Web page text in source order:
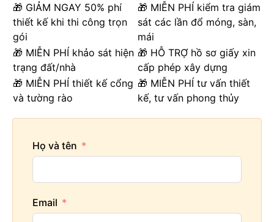
🎁 GIẢM NGAY 50% phí
thiết kế khi thi công trọn
gói
🎁 MIỄN PHÍ kiểm tra giám
sát các lần đổ móng, sàn,
mái
🎁 MIỄN PHÍ khảo sát hiện
trạng đất/nhà
🎁 HỖ TRỢ hồ sơ giấy xin
cấp phép xây dựng
🎁 MIỄN PHÍ thiết kế cổng
và tường rào
🎁 MIỄN PHÍ tư vấn thiết
kế, tư vấn phong thủy
Họ và tên
Email